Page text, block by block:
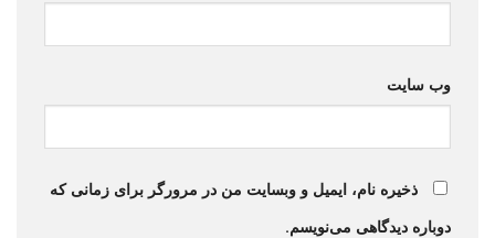
وب‌ سایت
ذخیره نام، ایمیل و وبسایت من در مرورگر برای زمانی که
دوباره دیدگاهی می‌نویسم.